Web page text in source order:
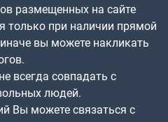
размещенных на сайте
только при наличии прямой
вы можете накликать
всегда совпадать с
людей.
Вы можете связаться с